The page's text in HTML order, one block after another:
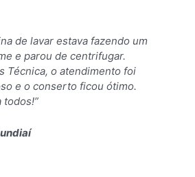
de lavar estava fazendo um
e parou de centrifugar.
Técnica, o atendimento foi
e o conserto ficou ótimo.
todos!”